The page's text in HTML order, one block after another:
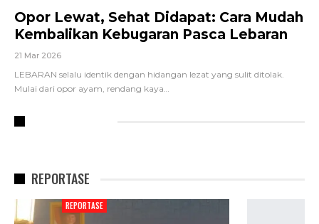
Opor Lewat, Sehat Didapat: Cara Mudah
Kembalikan Kebugaran Pasca Lebaran
21 Mar 2026
LEBARAN selalu identik dengan hidangan lezat yang sulit ditolak.
Mulai dari opor ayam, rendang kaya…
REPORTASE